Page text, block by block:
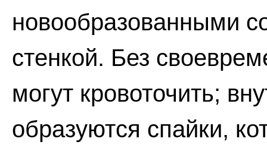
новообразованными
стенкой. Без
могут кровоточить;
образуются спайки,